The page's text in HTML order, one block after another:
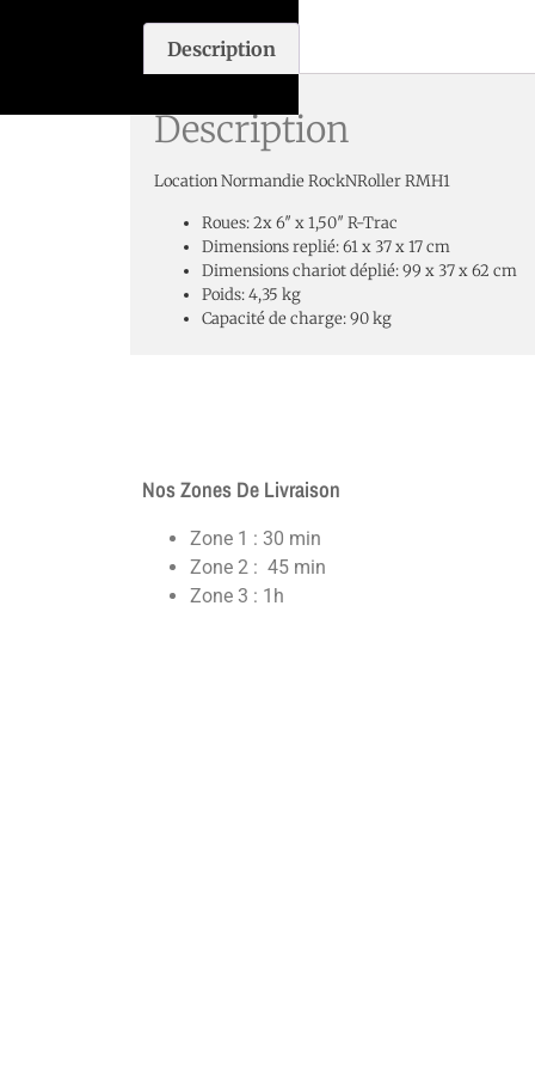
Description
Description
Location Normandie RockNRoller RMH1
Roues: 2x 6″ x 1,50″ R-Trac
Dimensions replié: 61 x 37 x 17 cm
Dimensions chariot déplié: 99 x 37 x 62 cm
Poids: 4,35 kg
Capacité de charge: 90 kg
Nos Zones De Livraison
Zone 1 : 30 min
Zone 2 : 45 min
Zone 3 : 1h